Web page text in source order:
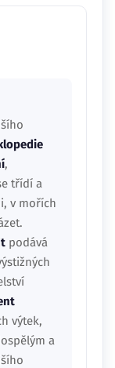
,
třídí a
v mořích
podává
výtek,
a